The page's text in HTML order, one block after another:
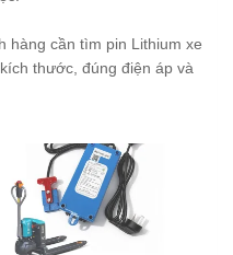
hàng cần tìm pin Lithium xe
thước, đúng điện áp và